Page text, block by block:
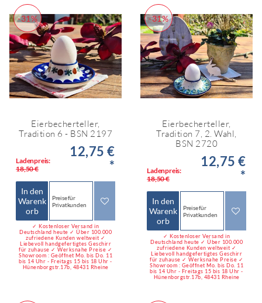
-31%
Eierbecherteller,
Tradition 6 - BSN 2197
Ladenpreis:
18,50 €
12,75 €
*
In den
Warenk
orb
Preise für
Privatkunden
✓ Kostenloser Versand in
Deutschland heute ✓ Über 100.000
zufriedene Kunden weltweit ✓
Liebevoll handgefertigtes Geschirr
für zuhause ✓ Werksnahe Preise ✓
Showroom : Geöffnet Mo. bis Do. 11
bis 14 Uhr - Freitags 15 bis 18 Uhr -
Hünenborgstr.17b, 48431 Rheine
-31%
Eierbecherteller,
Tradition 7, 2. Wahl,
BSN 2720
Ladenpreis:
18,50 €
12,75 €
*
In den
Warenk
orb
Preise für
Privatkunden
✓ Kostenloser Versand in
Deutschland heute ✓ Über 100.000
zufriedene Kunden weltweit ✓
Liebevoll handgefertigtes Geschirr
für zuhause ✓ Werksnahe Preise ✓
Showroom : Geöffnet Mo. bis Do. 11
bis 14 Uhr - Freitags 15 bis 18 Uhr -
Hünenborgstr.17b, 48431 Rheine